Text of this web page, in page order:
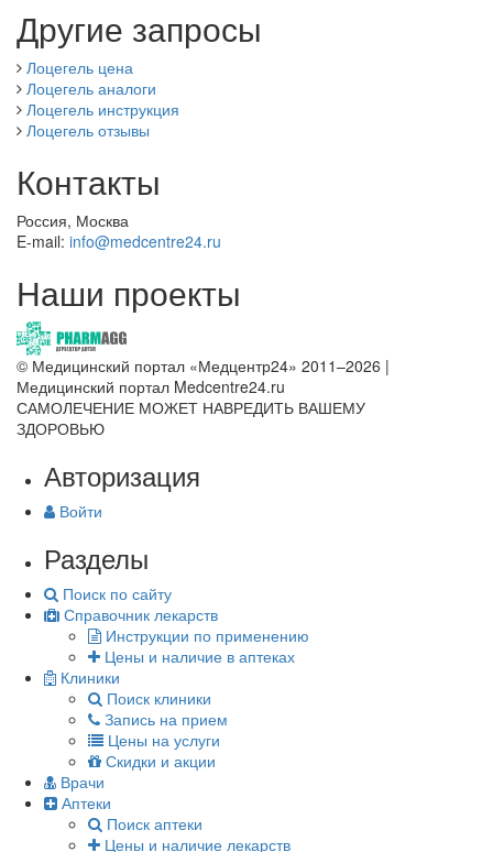
Другие запросы
Лоцегель цена
Лоцегель аналоги
Лоцегель инструкция
Лоцегель отзывы
Контакты
Россия, Москва
E-mail: info@medcentre24.ru
Наши проекты
© Медицинский портал «Медцентр24» 2011–2026 |
Медицинский портал Medcentre24.ru
САМОЛЕЧЕНИЕ МОЖЕТ НАВРЕДИТЬ ВАШЕМУ
ЗДОРОВЬЮ
Авторизация
Войти
Разделы
Поиск по сайту
Справочник лекарств
Инструкции по применению
Цены и наличие в аптеках
Клиники
Поиск клиники
Запись на прием
Цены на услуги
Скидки и акции
Врачи
Аптеки
Поиск аптеки
Цены и наличие лекарств